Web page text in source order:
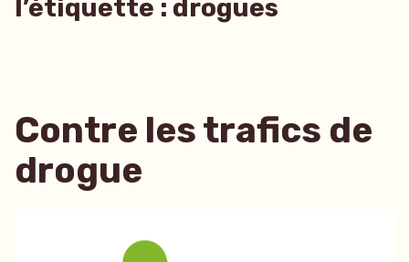
l’étiquette : drogues
Contre les trafics de
drogue